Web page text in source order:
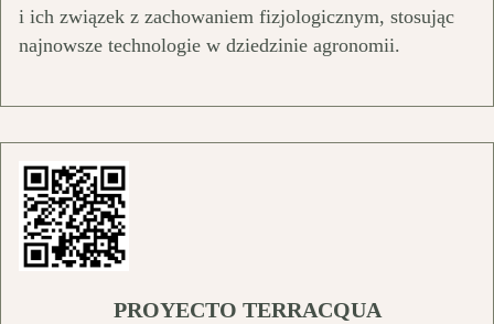
i ich związek z zachowaniem fizjologicznym, stosując
najnowsze technologie w dziedzinie agronomii.
PROYECTO TERRACQUA